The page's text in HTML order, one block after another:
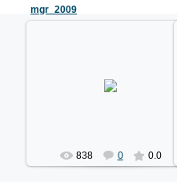
mgr_2009
Календарь-домик для
"Мосрегионгаза" на 2010 год
838 0 0.0